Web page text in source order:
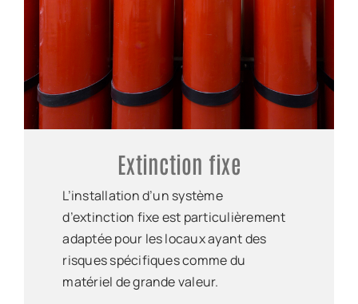
Extinction fixe
L’installation d’un système
d’extinction fixe est particulièrement
adaptée pour les locaux ayant des
risques spécifiques comme du
matériel de grande valeur.